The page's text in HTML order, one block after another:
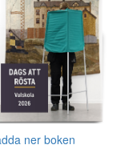
ner boken